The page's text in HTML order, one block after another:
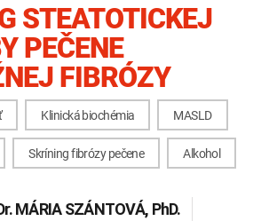
19 Žiadanky a tlačivá
Kortizol Odberová príručka
STEATOTICKEJ
PEČENE
FIBRÓZY
Klinická biochémia MASLD
Skríning fibrózy pečene Alkohol
MÁRIA SZÁNTOVÁ, PhD.